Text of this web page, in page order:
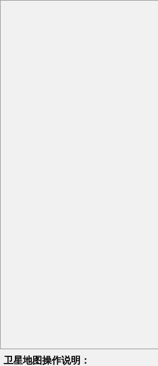
卫星地图操作说明：